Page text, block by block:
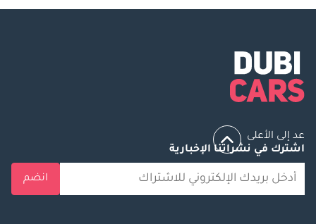
عد إلى الأعلى
اشترك في نشراتنا الإخبارية
انضم